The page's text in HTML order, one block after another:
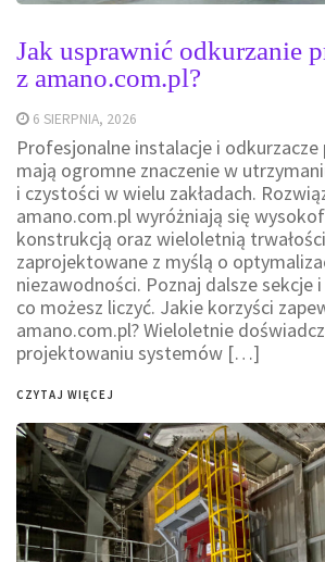
Jak usprawnić odkurzanie
z amano.com.pl?
6 SIERPNIA, 2026
Profesjonalne instalacje i odkurzacze
mają ogromne znaczenie w
i czystości w wielu zakładach.
amano.com.pl wyróżniają się
konstrukcją oraz wieloletnią
zaprojektowane z myślą o
niezawodności. Poznaj dalsze sekcje
co możesz liczyć. Jakie korzyści
amano.com.pl? Wieloletnie
projektowaniu systemów […]
CZYTAJ WIĘCEJ